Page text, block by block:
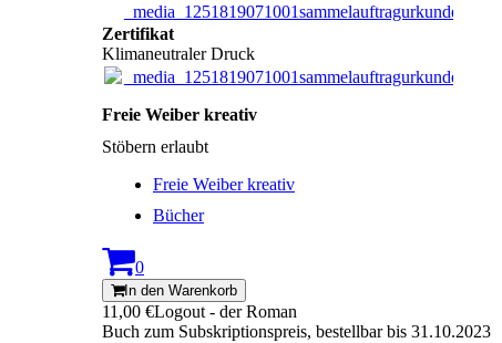
Zertifikat
Klimaneutraler Druck
Freie Weiber kreativ
Stöbern erlaubt
Freie Weiber kreativ
Bücher
0
In den Warenkorb
11,00 €Logout - der Roman
Buch zum Subskriptionspreis, bestellbar bis 31.10.2023